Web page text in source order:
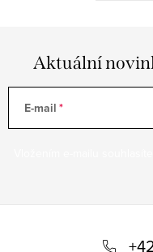
Aktuální
E-mail